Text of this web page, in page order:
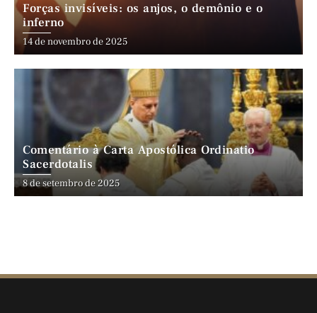
Forças invisíveis: os anjos, o demônio e o
inferno
14 de novembro de 2025
Comentário à Carta Apostólica Ordinatio
Sacerdotalis
8 de setembro de 2025